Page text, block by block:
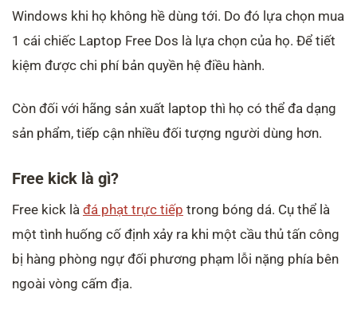
Windows khi họ không hề dùng tới. Do đó lựa chọn mua
1 cái chiếc Laptop Free Dos là lựa chọn của họ. Để tiết
kiệm được chi phí bản quyền hệ điều hành.
Còn đối với hãng sản xuất laptop thì họ có thể đa dạng
sản phẩm, tiếp cận nhiều đối tượng người dùng hơn.
Free kick là gì?
Free kick là đá phạt trực tiếp trong bóng dá. Cụ thể là
một tình huống cố định xảy ra khi một cầu thủ tấn công
bị hàng phòng ngự đối phương phạm lỗi nặng phía bên
ngoài vòng cấm địa.